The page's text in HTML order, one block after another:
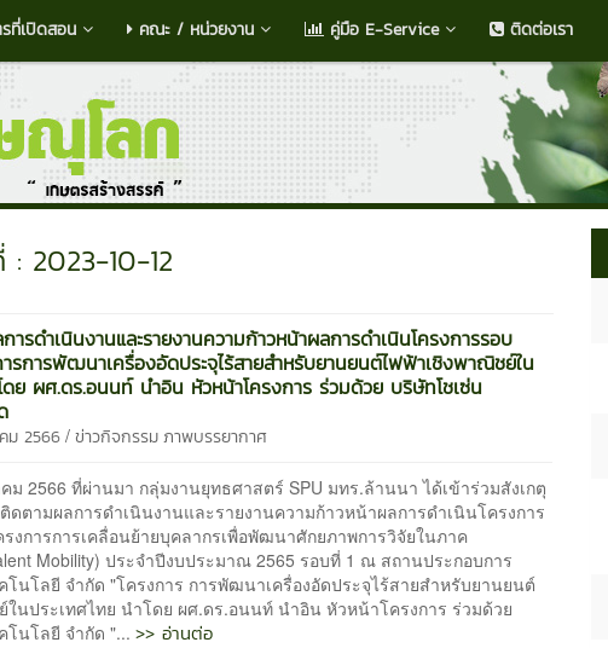
ที่เปิดสอน คณะ / หน่วยงาน คู่มือ E-Service ติดต่อเรา
: 2023-10-12
รดำเนินงานและรายงานความก้าวหน้าผลการดำเนินโครงการรอบ
ารการพัฒนาเครื่องอัดประจุไร้สายสำหรับยานยนต์ไฟฟ้าเชิงพาณิชย์ใน
ดย ผศ.ดร.อนนท์ นำอิน หัวหน้าโครงการ ร่วมด้วย บริษัทโชเซ่น
ม 2566/ข่าวกิจกรรม ภาพบรรยากาศ
ม 2566 ที่ผ่านมา กลุ่มงานยุทธศาสตร์ SPU มทร.ล้านนา ได้เข้าร่วมสังเกตุ
ดตามผลการดำเนินงานและรายงานความก้าวหน้าผลการดำเนินโครงการ
รงการการเคลื่อนย้ายบุคลากรเพื่อพัฒนาศักยภาพการวิจัยในภาค
Mobility) ประจำปีงบประมาณ 2565 รอบที่ 1 ณ สถานประกอบการ
โนโลยี จำกัด "โครงการ การพัฒนาเครื่องอัดประจุไร้สายสำหรับยานยนต์
นประเทศไทย นำโดย ผศ.ดร.อนนท์ นำอิน หัวหน้าโครงการ ร่วมด้วย
โนโลยี จำกัด "...>> อ่านต่อ